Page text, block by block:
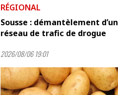
RÉGIONAL
Sousse : démantèlement d’un
réseau de trafic de drogue
2026/08/06 19:01